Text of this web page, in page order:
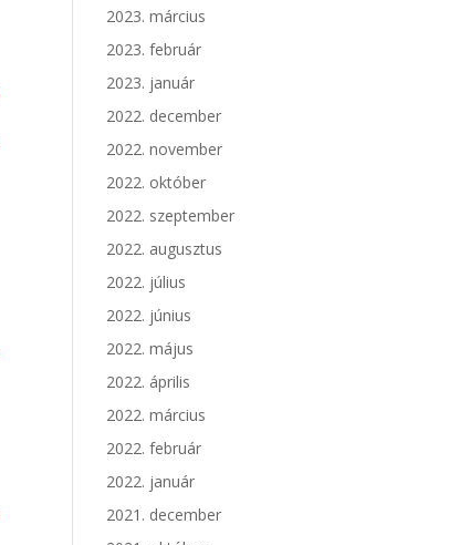
2023. március
2023. február
2023. január
2022. december
2022. november
2022. október
2022. szeptember
2022. augusztus
2022. július
2022. június
2022. május
2022. április
2022. március
2022. február
2022. január
2021. december